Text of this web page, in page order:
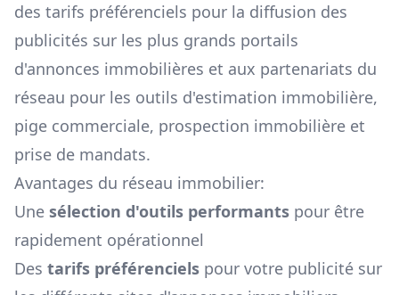
des tarifs préférenciels pour la diffusion des
publicités sur les plus grands portails
d'annonces immobilières et aux partenariats du
réseau pour les outils d'estimation immobilière,
pige commerciale, prospection immobilière et
prise de mandats.
Avantages du réseau immobilier:
Une sélection d'outils performants pour être
rapidement opérationnel
Des tarifs préférenciels pour votre publicité sur